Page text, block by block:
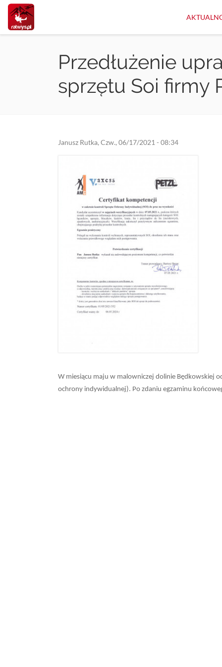
Przejdź
treści
Przedłużenie
sprzętu Soi firmy
Janusz Rutka, Czw., 06/17/2021 - 08:34
W miesiącu maju w malowniczej dolinie Będkowskiej
ochrony indywidualnej). Po zdaniu egzaminu